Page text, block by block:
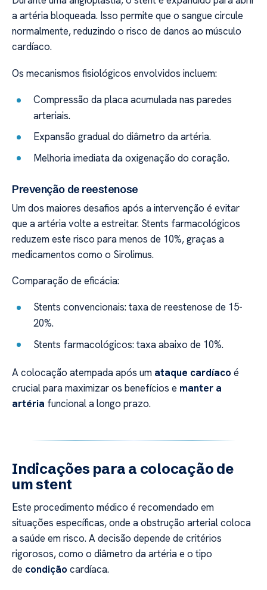
a artéria bloqueada. Isso permite que o sangue circule
normalmente, reduzindo o risco de danos ao músculo
cardíaco.
Os mecanismos fisiológicos envolvidos incluem:
Compressão da placa acumulada nas paredes
arteriais.
Expansão gradual do diâmetro da artéria.
Melhoria imediata da oxigenação do coração.
Prevenção de reestenose
Um dos maiores desafios após a intervenção é evitar
que a artéria volte a estreitar. Stents farmacológicos
reduzem este risco para menos de 10%, graças a
medicamentos como o Sirolimus.
Comparação de eficácia:
Stents convencionais: taxa de reestenose de 15-
20%.
Stents farmacológicos: taxa abaixo de 10%.
A colocação atempada após um ataque cardíaco é
crucial para maximizar os benefícios e manter a
artéria funcional a longo prazo.
Indicações para a colocação de
um stent
Este procedimento médico é recomendado em
situações específicas, onde a obstrução arterial coloca
a saúde em risco. A decisão depende de critérios
rigorosos, como o diâmetro da artéria e o tipo
de condição cardíaca.